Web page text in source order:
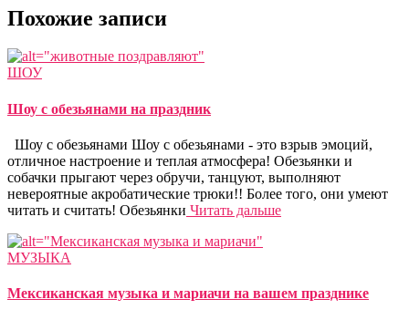
Похожие записи
ШОУ
Шоу с обезьянами на праздник
Шоу с обезьянами Шоу с обезьянами - это взрыв эмоций,
отличное настроение и теплая атмосфера! Обезьянки и
собачки прыгают через обручи, танцуют, выполняют
невероятные акробатические трюки!! Более того, они умеют
читать и считать! Обезьянки Читать дальше
МУЗЫКА
Мексиканская музыка и мариачи на вашем празднике